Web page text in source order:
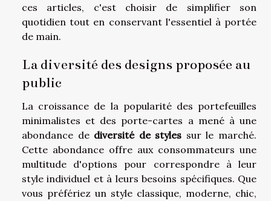
ces articles, c'est choisir de simplifier son
quotidien tout en conservant l'essentiel à portée
de main.
La diversité des designs proposée au
public
La croissance de la popularité des portefeuilles
minimalistes et des porte-cartes a mené à une
abondance de diversité de styles sur le marché.
Cette abondance offre aux consommateurs une
multitude d'options pour correspondre à leur
style individuel et à leurs besoins spécifiques. Que
vous préfériez un style classique, moderne, chic,